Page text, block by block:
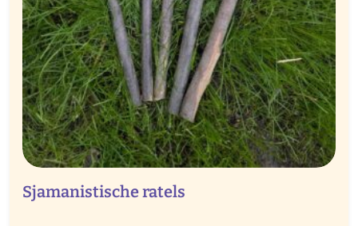
Sjamanistische ratels